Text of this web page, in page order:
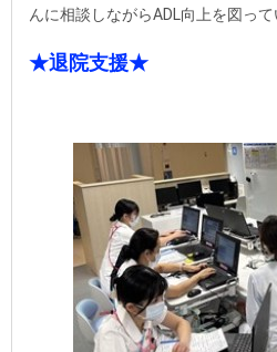
んに相談しながらADL向上を図って
★退院支援★